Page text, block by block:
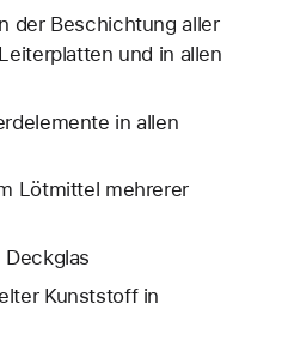
der Beschichtung aller
und in allen
in allen
Lötmittel mehrerer
Kunststoff in